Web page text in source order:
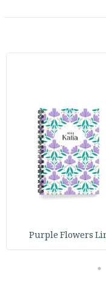
Purple Flowers
5